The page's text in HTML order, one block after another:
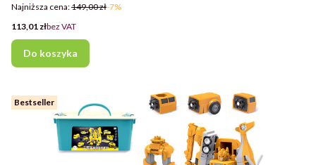
Najniższa cena:149,00 zł-7%
Cena
113,01 złbez VAT
Do koszyka
Bestseller